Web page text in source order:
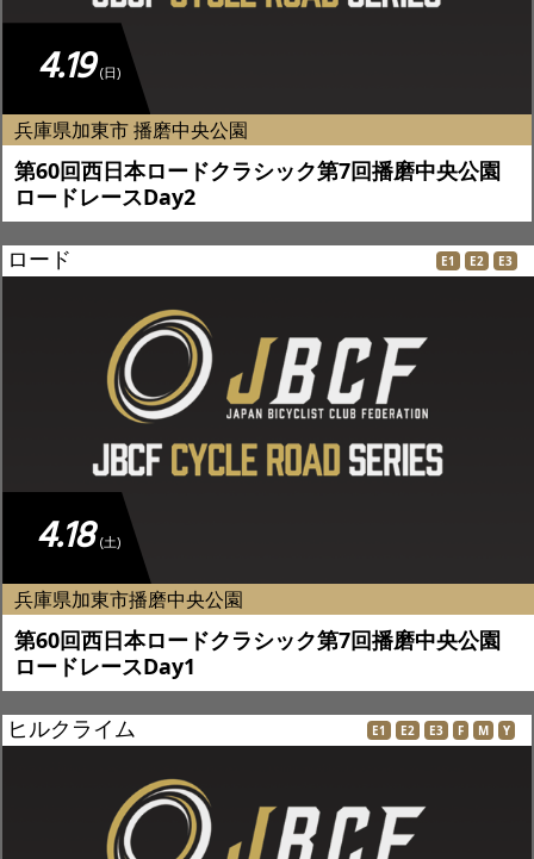
4.19 (日)
兵庫県加東市 播磨中央公園
第60回西日本ロードクラシック第7回播磨中央公園
ロードレースDay2
ロード E1 E2 E3
4.18 (土)
兵庫県加東市播磨中央公園
第60回西日本ロードクラシック第7回播磨中央公園
ロードレースDay1
ヒルクライム E1 E2 E3 F M Y